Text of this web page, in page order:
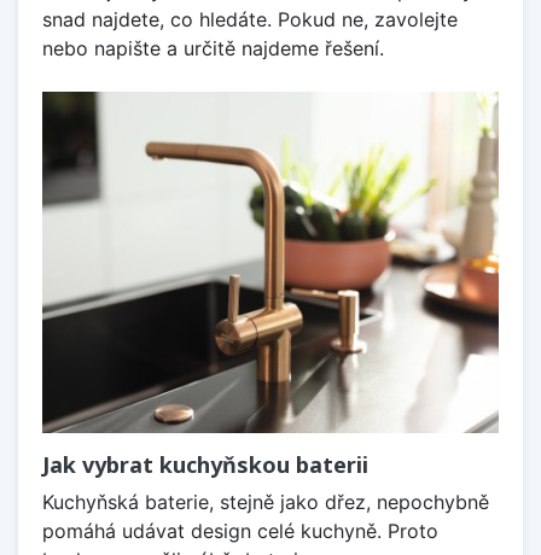
snad najdete, co hledáte. Pokud ne, zavolejte
nebo napište a určitě najdeme řešení.
Jak vybrat kuchyňskou baterii
Kuchyňská baterie, stejně jako dřez, nepochybně
pomáhá udávat design celé kuchyně. Proto